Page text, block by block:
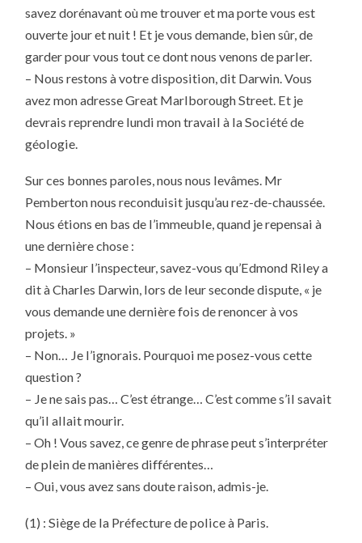
savez dorénavant où me trouver et ma porte vous est
ouverte jour et nuit ! Et je vous demande, bien sûr, de
garder pour vous tout ce dont nous venons de parler.
– Nous restons à votre disposition, dit Darwin. Vous
avez mon adresse Great Marlborough Street. Et je
devrais reprendre lundi mon travail à la Société de
géologie.
Sur ces bonnes paroles, nous nous levâmes. Mr
Pemberton nous reconduisit jusqu’au rez-de-chaussée.
Nous étions en bas de l’immeuble, quand je repensai à
une dernière chose :
– Monsieur l’inspecteur, savez-vous qu’Edmond Riley a
dit à Charles Darwin, lors de leur seconde dispute, « je
vous demande une dernière fois de renoncer à vos
projets. »
– Non… Je l’ignorais. Pourquoi me posez-vous cette
question ?
– Je ne sais pas… C’est étrange… C’est comme s’il savait
qu’il allait mourir.
– Oh ! Vous savez, ce genre de phrase peut s’interpréter
de plein de manières différentes…
– Oui, vous avez sans doute raison, admis-je.
(1) : Siège de la Préfecture de police à Paris.